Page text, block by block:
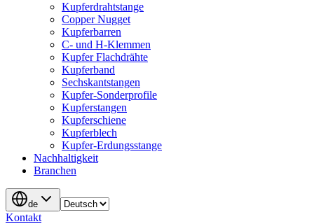
Kupferdrahtstange
Copper Nugget
Kupferbarren
C- und H-Klemmen
Kupfer Flachdrähte
Kupferband
Sechskantstangen
Kupfer-Sonderprofile
Kupferstangen
Kupferschiene
Kupferblech
Kupfer-Erdungsstange
Nachhaltigkeit
Branchen
de
Kontakt